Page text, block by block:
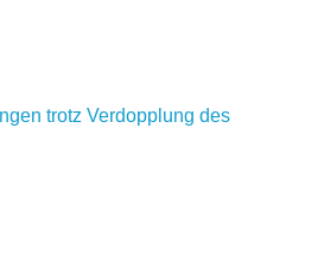
trotz Verdopplung des